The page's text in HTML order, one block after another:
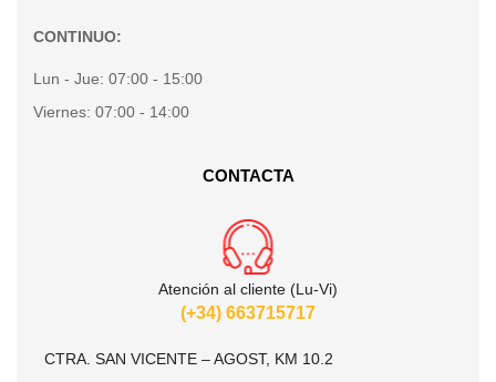
CONTINUO:
Lun - Jue: 07:00 - 15:00
Viernes: 07:00 - 14:00
CONTACTA
Atención al cliente (Lu-Vi)
(+34) 663715717
CTRA. SAN VICENTE – AGOST, KM 10.2